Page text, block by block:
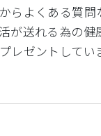
らよくある質
が送れる為の健
レゼントして